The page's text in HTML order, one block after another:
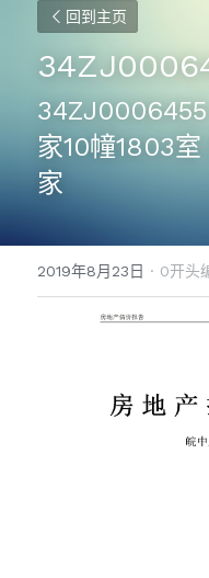
回到主页
家10幢1803
家
2019年8月23日 · 0开头